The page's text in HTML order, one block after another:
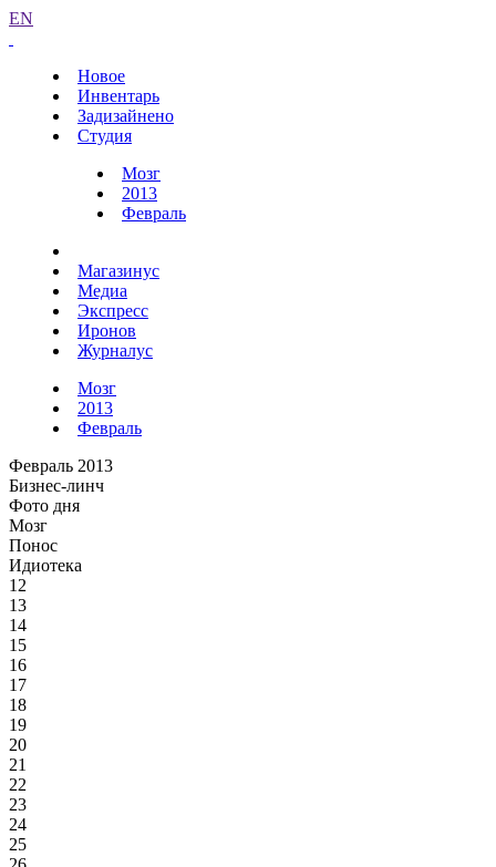
EN
Новое
Инвентарь
Задизайнено
Студия
Мозг
2013
Февраль
Магазинус
Медиа
Экспресс
Иронов
Журналус
Мозг
2013
Февраль
Февраль 2013
Бизнес-линч
Фото дня
Мозг
Понос
Идиотека
12
13
14
15
16
17
18
19
20
21
22
23
24
25